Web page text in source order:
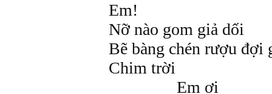
Em!
Nỡ nào gom
Bẽ bàng chén rượu đợi
Chim trời
Em ơi